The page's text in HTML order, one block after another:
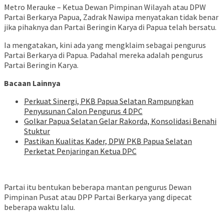
Metro Merauke – Ketua Dewan Pimpinan Wilayah atau DPW
Partai Berkarya Papua, Zadrak Nawipa menyatakan tidak benar
jika pihaknya dan Partai Beringin Karya di Papua telah bersatu.
Ia mengatakan, kini ada yang mengklaim sebagai pengurus
Partai Berkarya di Papua. Padahal mereka adalah pengurus
Partai Beringin Karya.
Bacaan Lainnya
Perkuat Sinergi, PKB Papua Selatan Rampungkan
Penyusunan Calon Pengurus 4 DPC
Golkar Papua Selatan Gelar Rakorda, Konsolidasi Benahi
Stuktur
Pastikan Kualitas Kader, DPW PKB Papua Selatan
Perketat Penjaringan Ketua DPC
Partai itu bentukan beberapa mantan pengurus Dewan
Pimpinan Pusat atau DPP Partai Berkarya yang dipecat
beberapa waktu lalu.